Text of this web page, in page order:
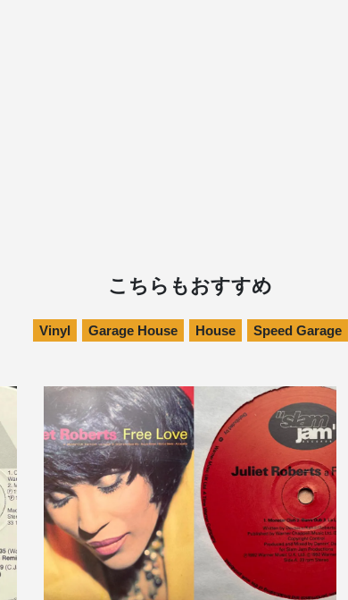
こちらもおすすめ
Vinyl Garage House House Speed Garage